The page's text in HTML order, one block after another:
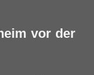
vor der